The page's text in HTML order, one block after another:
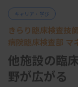
キャリア・学び
きらり臨床検査技
病院臨床検査部 マ
他施設の臨
野が広がる